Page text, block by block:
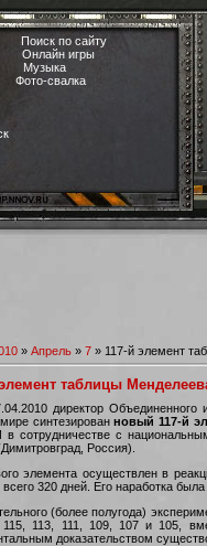
Поиск по сайту
Онлайн игры
Музыка
Фото-свалка
» Апрель » 7 » 117-й элемент
таблицы
директор
синтезированновый 117-й
сотрудничестве с
Россия).
элемента осуществлен в
всего 320 дней. Его наработка
(более полугода)
115, 113, 111, 109, 107 и 105,
доказательством